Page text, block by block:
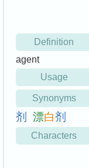
Definition
agent
Usage
Synonyms
剂
漂白剂
Characters